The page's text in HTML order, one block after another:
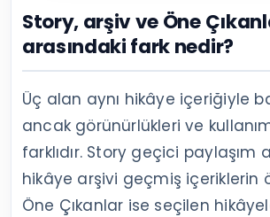
Story, arşiv ve Öne
arasındaki fark nedir?
Üç alan aynı hikâye içeriğiyle
ancak görünürlükleri ve
farklıdır. Story geçici paylaşım
hikâye arşivi geçmiş içeriklerin
Öne Çıkanlar ise seçilen